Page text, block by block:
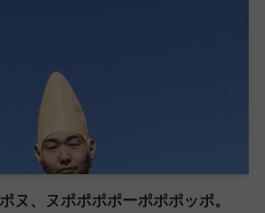
ヌ、ヌポポポポーポポポッポ。